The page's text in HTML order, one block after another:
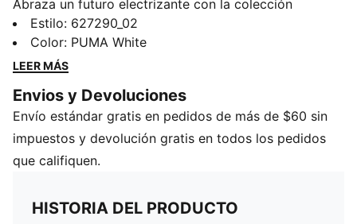
Abraza un futuro electrizante con la colección
exclusiva BMW M Motorsport Statement. Así como el
BMW M Hybrid V8 combina potencia y
sustentabilidad, esta cuidada selección de prendas
innovación. Esta versátil playera presenta detalles
inspirados en el famoso auto, un corte holgado y
hombros caídos.
CARACTERÍSTICAS Y BENEFICIOS
DETALLES
Estilo: 627290_02
Color: PUMA White
LEER MÁS
Envios y Devoluciones
Envío estándar gratis en pedidos de más de $60 sin
impuestos y devolución gratis en todos los pedidos
que califiquen.
HISTORIA DEL PRODUCTO